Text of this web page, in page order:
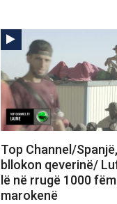
Top Channel/
bllokon qeverinë/
lë në rrugë 1000
marokenë